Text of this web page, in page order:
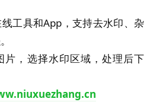
工具和App，支持去水印、杂
片，选择水印区域，处理后下